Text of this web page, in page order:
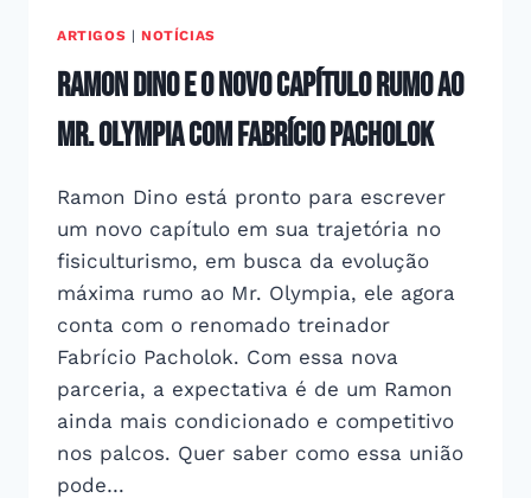
ARTIGOS | NOTÍCIAS
Ramon Dino e o Novo Capítulo Rumo ao
Mr. Olympia com Fabrício Pacholok
Ramon Dino está pronto para escrever
um novo capítulo em sua trajetória no
fisiculturismo, em busca da evolução
máxima rumo ao Mr. Olympia, ele agora
conta com o renomado treinador
Fabrício Pacholok. Com essa nova
parceria, a expectativa é de um Ramon
ainda mais condicionado e competitivo
nos palcos. Quer saber como essa união
pode…